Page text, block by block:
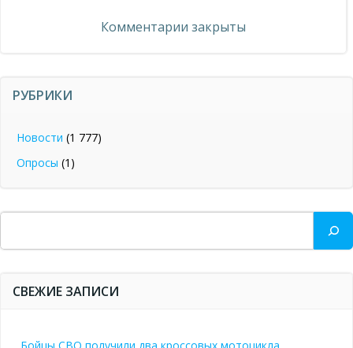
записямКомментарии закрыты
РУБРИКИ
Новости (1 777)
Опросы (1)
Поиск
СВЕЖИЕ ЗАПИСИ